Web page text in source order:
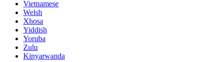
Vietnamese
Welsh
Xhosa
Yiddish
Yoruba
Zulu
Kinyarwanda